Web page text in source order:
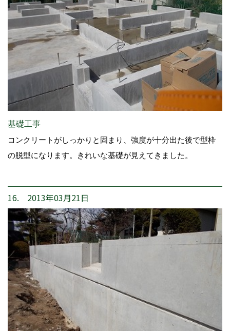
基礎工事
コンクリートがしっかりと固まり、強度が十分出た後で型枠
の脱型になります。きれいな基礎が見えてきました。
16. 2013年03月21日